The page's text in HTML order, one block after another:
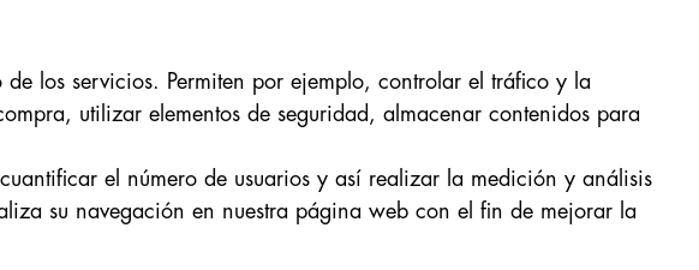
los servicios. Permiten por ejemplo, controlar el tráfico y la
utilizar elementos de seguridad, almacenar contenidos para
el número de usuarios y así realizar la medición y análisis
su navegación en nuestra página web con el fin de mejorar la